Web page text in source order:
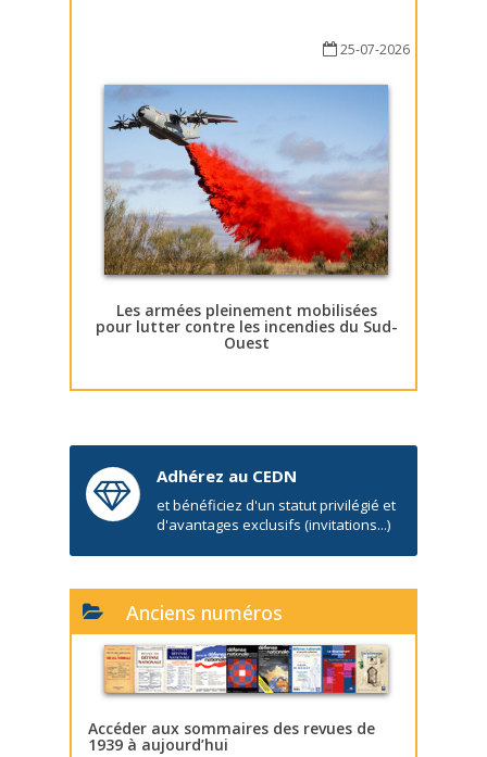
25-07-2026
Les armées pleinement mobilisées
pour lutter contre les incendies du Sud-
Ouest
Adhérez au CEDN
et bénéficiez d'un statut privilégié et
d'avantages exclusifs (invitations...)
Anciens numéros
Accéder aux sommaires des revues de
1939 à aujourd’hui